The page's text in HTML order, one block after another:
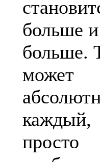
больше и
больше.
может
каждый,
просто